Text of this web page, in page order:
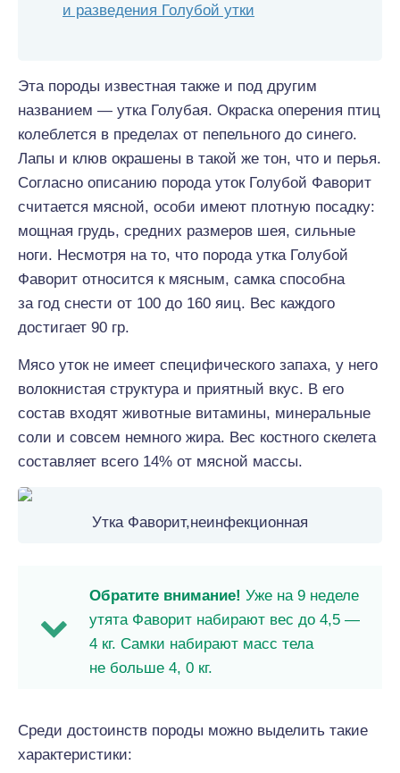
и разведения Голубой утки
Эта породы известная также и под другим
названием — утка Голубая. Окраска оперения птиц
колеблется в пределах от пепельного до синего.
Лапы и клюв окрашены в такой же тон, что и перья.
Согласно описанию порода уток Голубой Фаворит
считается мясной, особи имеют плотную посадку:
мощная грудь, средних размеров шея, сильные
ноги. Несмотря на то, что порода утка Голубой
Фаворит относится к мясным, самка способна
за год снести от 100 до 160 яиц. Вес каждого
достигает 90 гр.
Мясо уток не имеет специфического запаха, у него
волокнистая структура и приятный вкус. В его
состав входят животные витамины, минеральные
соли и совсем немного жира. Вес костного скелета
составляет всего 14% от мясной массы.
Утка Фаворит,неинфекционная
Обратите внимание! Уже на 9 неделе
утята Фаворит набирают вес до 4,5 —
4 кг. Самки набирают масс тела
не больше 4, 0 кг.
Среди достоинств породы можно выделить такие
характеристики: